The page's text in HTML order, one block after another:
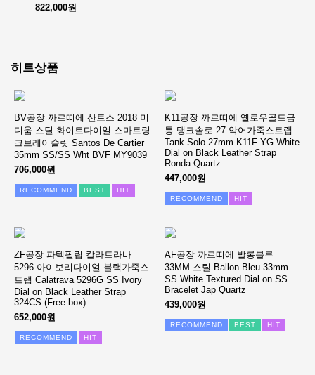
822,000원
히트상품
BV공장 까르띠에 산토스 2018 미
디움 스틸 화이트다이얼 스마트링
크브레이슬릿 Santos De Cartier
35mm SS/SS Wht BVF MY9039
706,000원
RECOMMEND BEST HIT
K11공장 까르띠에 옐로우골드금
통 탱크솔로 27 악어가죽스트랩
Tank Solo 27mm K11F YG White
Dial on Black Leather Strap
Ronda Quartz
447,000원
RECOMMEND HIT
ZF공장 파텍필립 칼라트라바
5296 아이보리다이얼 블랙가죽스
트랩 Calatrava 5296G SS Ivory
Dial on Black Leather Strap
324CS (Free box)
652,000원
RECOMMEND HIT
AF공장 까르띠에 발롱블루
33MM 스틸 Ballon Bleu 33mm
SS White Textured Dial on SS
Bracelet Jap Quartz
439,000원
RECOMMEND BEST HIT